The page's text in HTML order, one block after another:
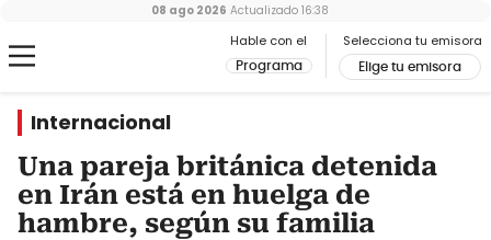
Hable con el
Programa
Selecciona tu emisora
Elige tu emisora
08 ago 2026 Actualizado 16:38
Internacional
Una pareja británica detenida
en Irán está en huelga de
hambre, según su familia